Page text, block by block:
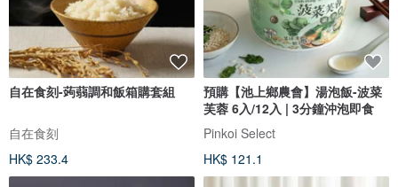
自在食刻-蒟蒻調和飯箱購套組
自在食刻
HK$ 233.4
預購【池上鄉農會】湯泡飯-波菜
芙蓉 6入/12入 | 3分鐘沖泡即食
Pinkoi Select
HK$ 121.1